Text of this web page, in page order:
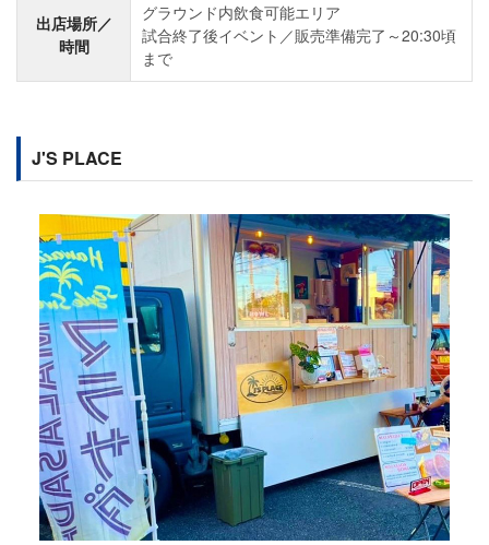
出店場所／
時間
グラウンド内飲食可能エリア
試合終了後イベント／販売準備完了～20:30頃
まで
J'S PLACE